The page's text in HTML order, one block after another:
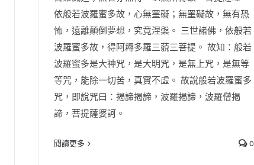
依般若波羅蜜多故，心無罣礙；無罣礙故，無有恐
怖，遠離顛倒夢想，究竟涅槃。 三世諸佛，依般若
波羅蜜多故，得阿耨多羅三藐三菩提。 故知：般若
波羅蜜多是大神咒，是大明咒，是無上咒，是無等
等咒，能除一切苦，真實不虛。 故說般若波羅蜜多
咒，即說咒曰：揭諦揭諦，波羅揭諦，波羅僧揭
諦，菩提薩婆訶。
閱讀更多 0